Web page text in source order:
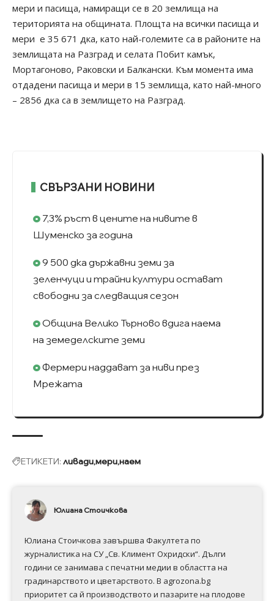
мери и пасища, намиращи се в 20 землища на
територията на общината. Площта на всички пасища и
мери е 35 671 дка, като най-големите са в районите на
землищата на Разград и селата Побит камък,
Мортагоново, Раковски и Балкански. Към момента има
отдадени пасища и мери в 15 землища, като най-много
– 2856 дка са в землището на Разград.
СВЪРЗАНИ НОВИНИ
7,3% ръст в цените на нивите в
Шуменско за година
9 500 дка държавни земи за
зеленчуци и трайни култури остават
свободни за следващия сезон
Община Велико Търново вдига наема
на земеделските земи
Фермери наддават за ниви през
Мрежата
ЕТИКЕТИ: ливадимеринаем
Юлиана Стоичкова
Юлиана Стоичкова завършва Факултета по
журналистика на СУ „Св. Климент Охридски“. Дълги
години се занимава с печатни медии в областта на
градинарството и цветарството. В agrozona.bg
приоритет са й производството и пазарите на плодове